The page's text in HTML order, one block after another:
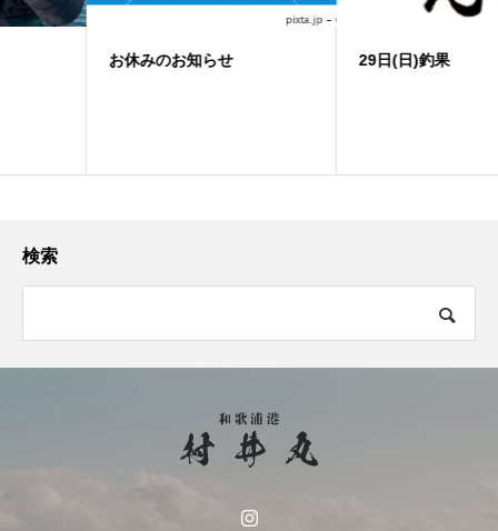
お休みのお知らせ 29日(日)釣果 ノマセ便
検索